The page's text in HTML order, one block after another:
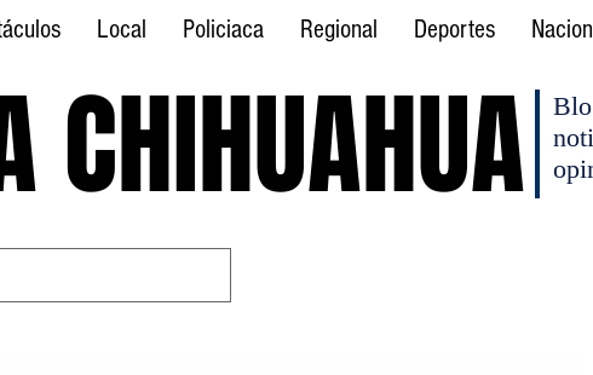
Local Policiaca Regional Deportes
CHIHUAHUA
CHIHUAHUA